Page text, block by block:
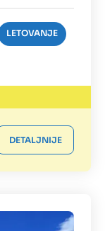
LETOVANJE
DETALJNIJE